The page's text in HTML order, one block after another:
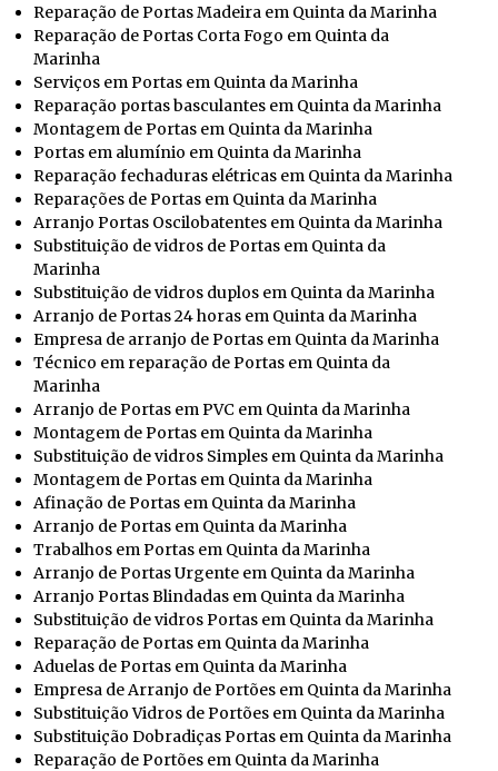
Reparação de Portas Madeira em Quinta da Marinha
Reparação de Portas Corta Fogo em Quinta da
Marinha
Serviços em Portas em Quinta da Marinha
Reparação portas basculantes em Quinta da Marinha
Montagem de Portas em Quinta da Marinha
Portas em alumínio em Quinta da Marinha
Reparação fechaduras elétricas em Quinta da Marinha
Reparações de Portas em Quinta da Marinha
Arranjo Portas Oscilobatentes em Quinta da Marinha
Substituição de vidros de Portas em Quinta da
Marinha
Substituição de vidros duplos em Quinta da Marinha
Arranjo de Portas 24 horas em Quinta da Marinha
Empresa de arranjo de Portas em Quinta da Marinha
Técnico em reparação de Portas em Quinta da
Marinha
Arranjo de Portas em PVC em Quinta da Marinha
Montagem de Portas em Quinta da Marinha
Substituição de vidros Simples em Quinta da Marinha
Montagem de Portas em Quinta da Marinha
Afinação de Portas em Quinta da Marinha
Arranjo de Portas em Quinta da Marinha
Trabalhos em Portas em Quinta da Marinha
Arranjo de Portas Urgente em Quinta da Marinha
Arranjo Portas Blindadas em Quinta da Marinha
Substituição de vidros Portas em Quinta da Marinha
Reparação de Portas em Quinta da Marinha
Aduelas de Portas em Quinta da Marinha
Empresa de Arranjo de Portões em Quinta da Marinha
Substituição Vidros de Portões em Quinta da Marinha
Substituição Dobradiças Portas em Quinta da Marinha
Reparação de Portões em Quinta da Marinha